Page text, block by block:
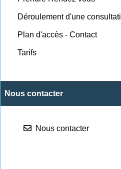
Déroulement d'une
Plan d'accès - Contact
Tarifs
Nous contacter
Nous contacter